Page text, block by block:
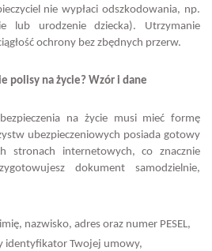
nie wypłaci odszkodowania, np.
lub urodzenie dziecka). Utrzymanie
ochrony bez zbędnych przerw.
polisy na życie? Wzór i dane
na życie musi mieć formę
ubezpieczeniowych posiada gotowy
stronach internetowych, co znacznie
dokument samodzielnie,
nazwisko, adres oraz numer PESEL,
identyfikator Twojej umowy,